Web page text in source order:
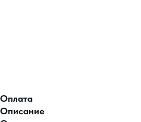
Оплата
Описание